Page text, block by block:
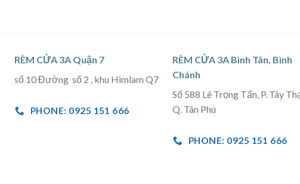
RÈM CỬA 3A Quận 7
số 10 Đường số 2 , khu Himlam Q7
PHONE: 0925 151 666
RÈM CỬA 3A Bình Tân, Bình
Chánh
Số 588 Lê Trọng Tấn, P. Tây
Q. Tân Phú
PHONE: 0925 151 666